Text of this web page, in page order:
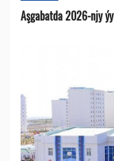
Aşgabatda 2026-njy